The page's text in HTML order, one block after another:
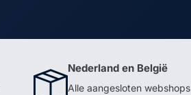
Nederland en België
Alle aangesloten webshops